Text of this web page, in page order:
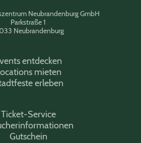
Neubrandenburg GmbH
Parkstraße 1
Neubrandenburg
entdecken
mieten
erleben
Ticket-Service
Gutschein